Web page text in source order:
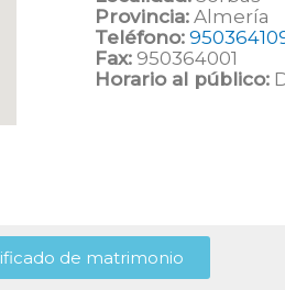
Provincia: Almería
Teléfono:
Fax: 950364001
Horario al público:
de matrimonio